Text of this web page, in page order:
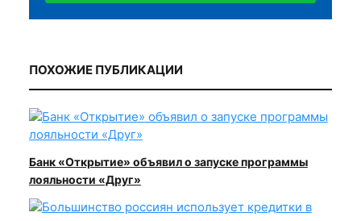
ПОХОЖИЕ ПУБЛИКАЦИИ
Банк «Открытие» объявил о запуске программы
лояльности «Друг»